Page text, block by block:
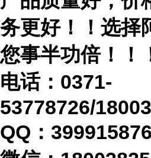
务更好！！选择
您事半功倍！！
电话： 0371-
53778726/
QQ：